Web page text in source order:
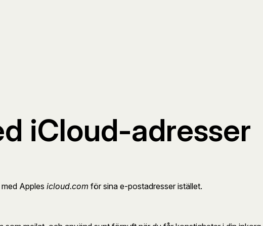
iCloud-adresser
Apples icloud.com för sina e-postadresser istället.